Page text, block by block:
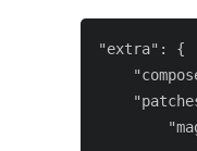
"extra": {